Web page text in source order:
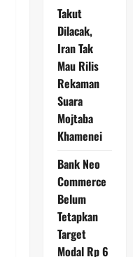
Takut
Dilacak,
Iran Tak
Mau Rilis
Rekaman
Suara
Mojtaba
Khamenei
Bank Neo
Commerce
Belum
Tetapkan
Target
Modal Rp 6